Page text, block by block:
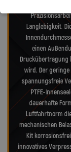
Langlebigkeit.
einen
Druckübertragung
wird. Der geringe
spannungsfreie
PTFE-
dauerhafte
Luftfahrtnorm
mechanischen
Kit
innovatives